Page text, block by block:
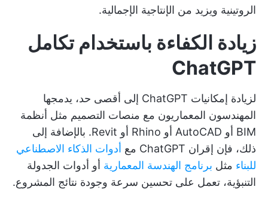
الروتينية ويزيد من الإنتاجية الإجمالية.
زيادة الكفاءة باستخدام تكامل
ChatGPT
لزيادة إمكانيات ChatGPT إلى أقصى حد، يدمجها
المهندسون المعماريون مع منصات التصميم مثل أنظمة
BIM أو AutoCAD أو Rhino أو Revit. بالإضافة إلى
ذلك، فإن إقران ChatGPT مع
أدوات الذكاء الاصطناعي
للبناء مثل برنامج الهندسة المعمارية أو أدوات الجدولة
التنبؤية، تعمل على تحسين سرعة وجودة نتائج المشروع.